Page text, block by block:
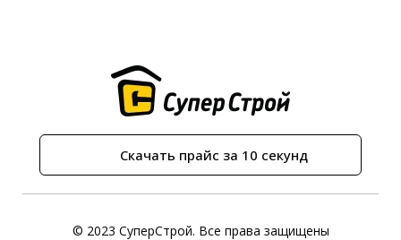
Скачать прайс за 10 секунд
© 2023 СуперСтрой. Все права защищены